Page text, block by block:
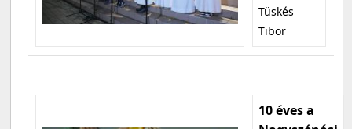
Tüskés
Tibor
10 éves a